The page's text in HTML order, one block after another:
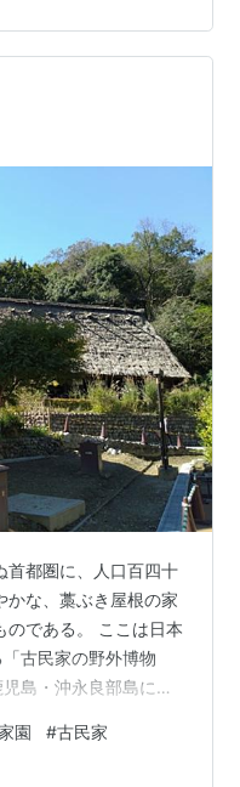
持ちがいいです。 し
姿も清々しいです。
すそうです。 中央広
くさん…
首都圏に、人口百四十
かな、藁ぶき屋根の家
のである。 ここは日本
古民家の野外博物
島・沖永良部島に至
で、 その構造の逐一
筵の敷かれた囲炉裏
園 #古民家